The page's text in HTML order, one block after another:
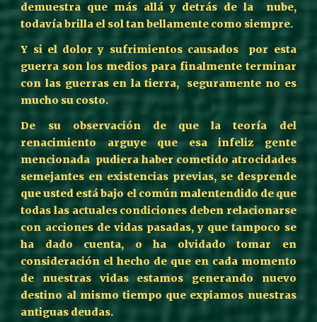
demuestra que más allá y detrás de la nube,
todavía brilla el sol tan bellamente como siempre.
Y si el dolor y sufrimientos causados por esta
guerra son los medios para finalmente terminar
con las guerras en la tierra, seguramente no es
mucho su costo.
De su observación de que la teoría del
renacimiento arguye que esa infeliz gente
mencionada pudiera haber cometido atrocidades
semejantes en existencias previas, se desprende
que usted está bajo el común malentendido de que
todas las actuales condiciones deben relacionarse
con acciones de vidas pasadas, y que tampoco se
ha dado cuenta, o ha olvidado tomar en
consideración el hecho de que en cada momento
de nuestras vidas estamos generando nuevo
destino al mismo tiempo que expiamos nuestras
antiguas deudas.